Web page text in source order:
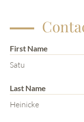
First Name
Satu
Last Name
Heinicke